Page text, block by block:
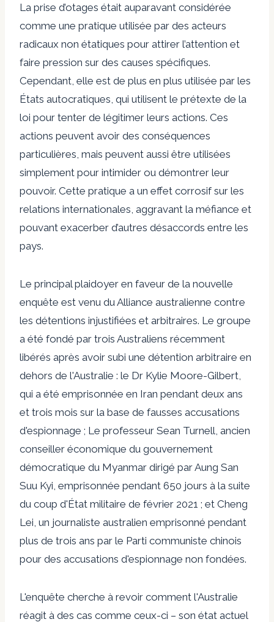
La prise d’otages était auparavant considérée
comme une pratique utilisée par des acteurs
radicaux non étatiques pour attirer l’attention et
faire pression sur des causes spécifiques.
Cependant, elle est de plus en plus utilisée par les
États autocratiques, qui utilisent le prétexte de la
loi pour tenter de légitimer leurs actions. Ces
actions peuvent avoir des conséquences
particulières, mais peuvent aussi être utilisées
simplement pour intimider ou démontrer leur
pouvoir. Cette pratique a un effet corrosif sur les
relations internationales, aggravant la méfiance et
pouvant exacerber d’autres désaccords entre les
pays.
Le principal plaidoyer en faveur de la nouvelle
enquête est venu du Alliance australienne contre
les détentions injustifiées et arbitraires. Le groupe
a été fondé par trois Australiens récemment
libérés après avoir subi une détention arbitraire en
dehors de l'Australie : le Dr Kylie Moore-Gilbert,
qui a été emprisonnée en Iran pendant deux ans
et trois mois sur la base de fausses accusations
d'espionnage ; Le professeur Sean Turnell, ancien
conseiller économique du gouvernement
démocratique du Myanmar dirigé parAung San
Suu Kyi, emprisonnée pendant 650 jours à la suite
du coup d'État militaire de février 2021 ; et Cheng
Lei, un journaliste australien emprisonné pendant
plus de trois ans par le Parti communiste chinois
pour des accusations d'espionnage non fondées.
L'enquête cherche à revoir comment l'Australie
réagit à des cas comme ceux-ci – son état actuel